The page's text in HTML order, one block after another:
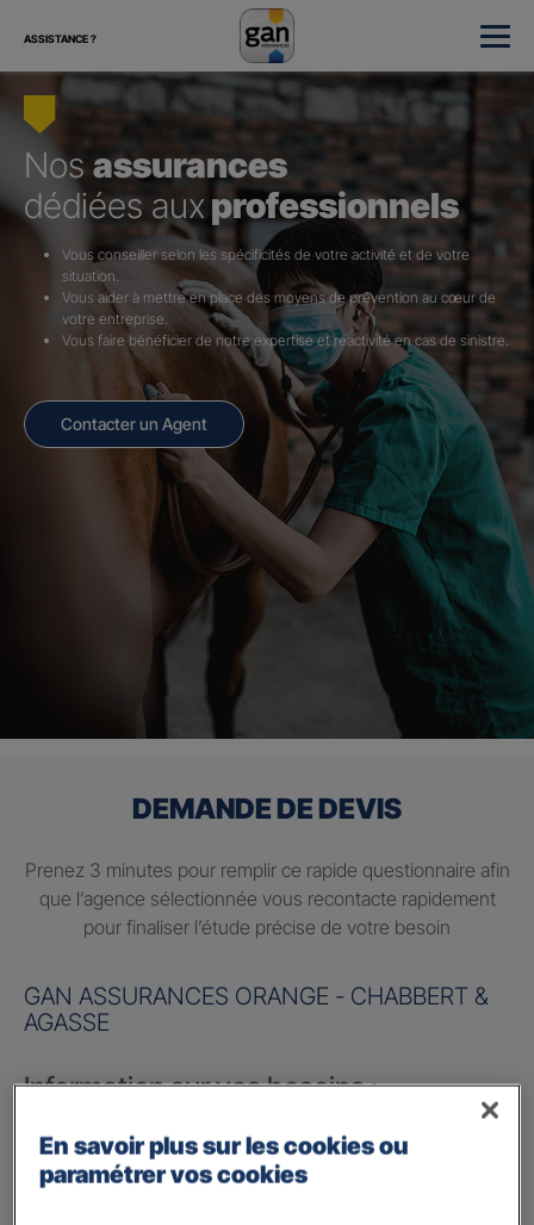
ASSISTANCE ?
Nosassurances
dédiées aux professionnels
Vous conseiller selon les spécificités de votre activité et de votre
situation.
Vous aider à mettre en place des moyens de prévention au cœur de
votre entreprise.
Vous faire bénéficier de notre expertise et réactivité en cas de sinistre.
Contacter un Agent
DEMANDE DE DEVIS
Prenez 3 minutes pour remplir ce rapide questionnaire afin
que l’agence sélectionnée vous recontacte rapidement
pour finaliser l’étude précise de votre besoin
GAN ASSURANCES ORANGE - CHABBERT &
AGASSE
Information sur vos besoins :
Vos besoins concernent :*
votre vie privée
En savoir plus sur les cookies ou
paramétrer vos cookies